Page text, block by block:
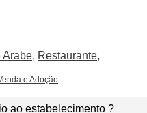
Arabe, Restaurante,
e Adoção
ao estabelecimento ?